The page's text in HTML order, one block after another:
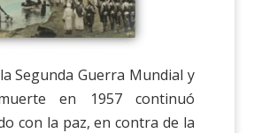
Segunda Guerra Mundial y
en 1957 continuó
con la paz, en contra de la